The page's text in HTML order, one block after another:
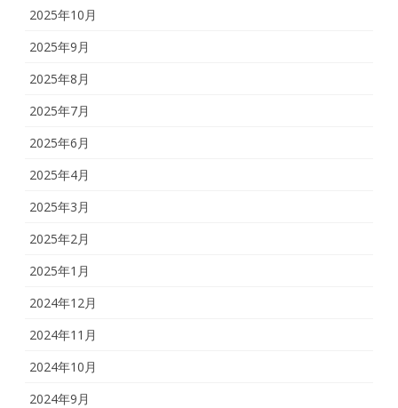
2025年10月
2025年9月
2025年8月
2025年7月
2025年6月
2025年4月
2025年3月
2025年2月
2025年1月
2024年12月
2024年11月
2024年10月
2024年9月